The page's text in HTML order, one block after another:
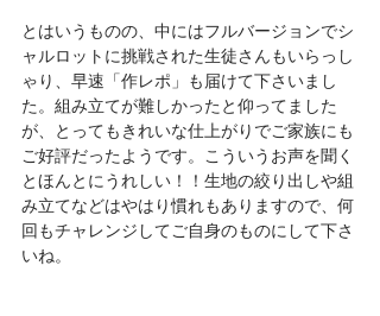
とはいうものの、中にはフルバージョンでシ
ャルロットに挑戦された生徒さんもいらっし
ゃり、早速「作レポ」も届けて下さいまし
た。組み立てが難しかったと仰ってました
が、とってもきれいな仕上がりでご家族にも
ご好評だったようです。こういうお声を聞く
とほんとにうれしい！！生地の絞り出しや組
み立てなどはやはり慣れもありますので、何
回もチャレンジしてご自身のものにして下さ
いね。